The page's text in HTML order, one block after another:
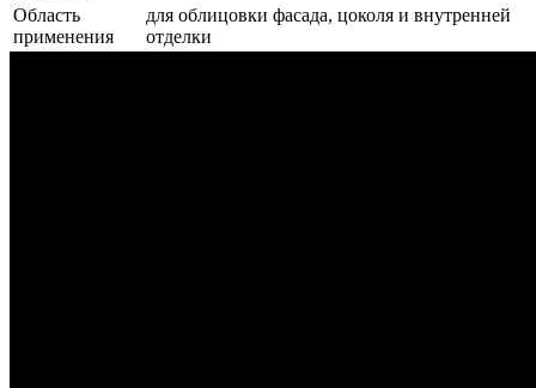
Область
применения
для облицовки фасада, цоколя и внутренней
отделки